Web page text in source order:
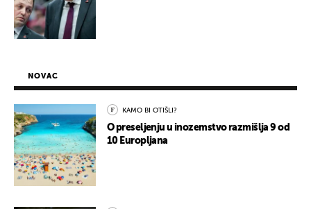
NOVAC
KAMO BI OTIŠLI?
O preseljenju u inozemstvo razmišlja 9 od
10 Europljana